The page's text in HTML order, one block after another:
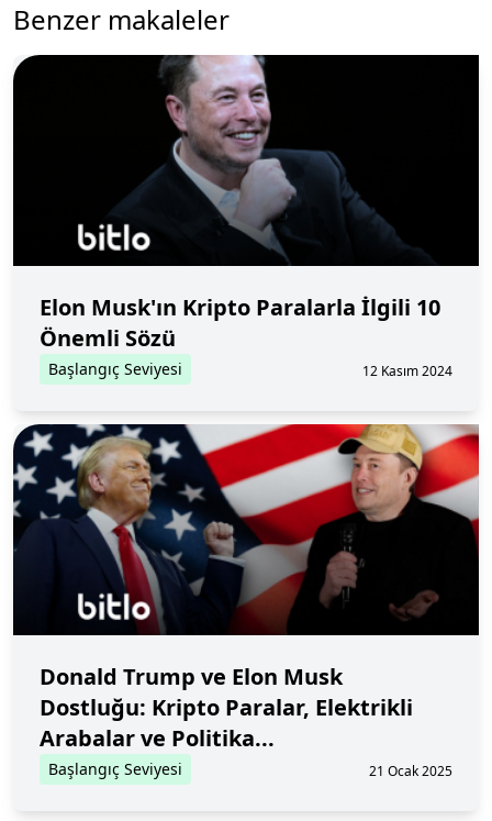
Benzer makaleler
Elon Musk'ın Kripto Paralarla İlgili 10
Önemli Sözü
Başlangıç Seviyesi 12 Kasım 2024
Donald Trump ve Elon Musk
Dostluğu: Kripto Paralar, Elektrikli
Arabalar ve Politika...
Başlangıç Seviyesi 21 Ocak 2025